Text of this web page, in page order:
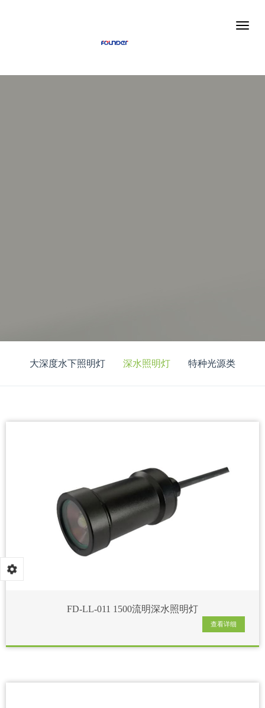
大深度水下照明灯 深水照明灯 特种光源类
FD-LL-011 1500流明深水照明灯
查看详细